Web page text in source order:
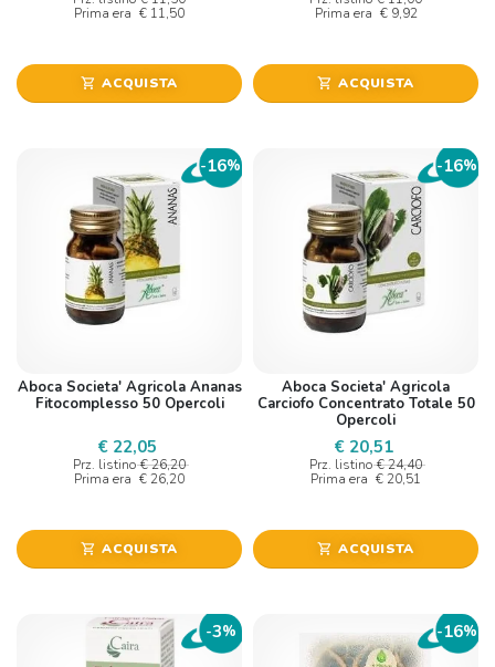
Prima era € 11,50
shopping_cart ACQUISTA
Prima era € 9,92
shopping_cart ACQUISTA
-16%
Aboca Societa' Agricola Ananas
Fitocomplesso 50 Opercoli
€ 22,05
Prz. listino € 26,20
Prima era € 26,20
shopping_cart ACQUISTA
-16%
Aboca Societa' Agricola
Carciofo Concentrato Totale 50
Opercoli
€ 20,51
Prz. listino € 24,40
Prima era € 20,51
shopping_cart ACQUISTA
-3% -16%